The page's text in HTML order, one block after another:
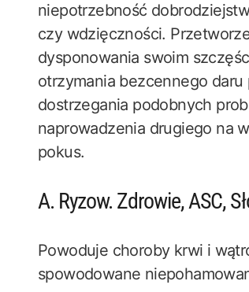
niepotrzebność
czy wdzięczności.
dysponowania swoim
otrzymania bezcennego
dostrzegania podobnych
naprowadzenia drugiego na
pokus.
A. Ryzow. Zdrowie, ASC,
Powoduje choroby krwi i
spowodowane